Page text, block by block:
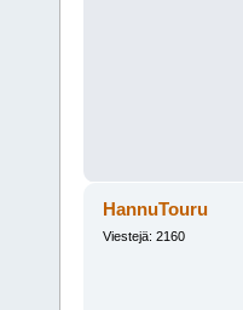
HannuTouru
Viestejä: 2160